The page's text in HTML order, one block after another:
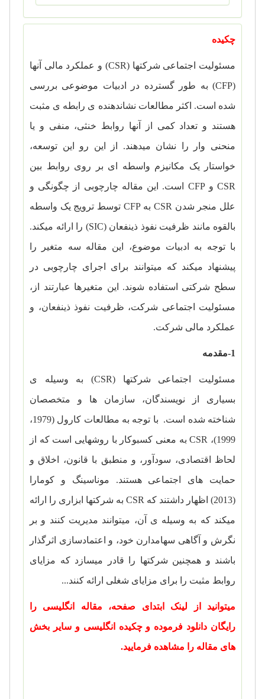
چکیده
مسئولیت اجتماعی شرکت­ها (CSR) و عملکرد مالی آنها
(
CFP) به طور گسترده در ادبیات موضوعی بررسی
شده است. اکثر مطالعات نشان­دهنده­ ی رابطه­ ی مثبت
هستند و تعداد کمی از آنها روابط خنثی، منفی و یا
منحنی وار را نشان می­دهند. از این رو این توسعه،
خواستار یک مکانیزم واسطه ­ای بر روی روابط بین
CSRوCFP است. این مقاله چارچوبی از چگونگی و
علل منجر شدن CSRبهCFP توسط ترویج یک واسطه
بالقوه مانند ظرفیت نفوذ ذینفعان (SIC) را ارائه می­کند.
با توجه به ادبیات موضوع، این مقاله سه متغیر را
پیشنهاد می­کند که می­توانند برای اجرای چارچوبی در
سطح شرکتی استفاده شوند. این متغیرها عبارتند از،
مسئولیت اجتماعی شرکت، ظرفیت نفوذ ذینفعان، و
عملکرد مالی شرکت.
1-مقدمه
مسئولیت اجتماعی شرکت­ها (CSR) به وسیله­ ی
بسیاری از نویسندگان، سازمان­ ها و متخصصان
شناخته شده است. با توجه به مطالعات کارول (1979،
1999)،
CSRبه معنی کسب­و­کار با روش­هایی است که از
لحاظ اقتصادی، سودآور، و منطبق با قانون، اخلاق و
حمایت­ های اجتماعی هستند. موناسینگ و کومارا
(2013) اظهار داشتند که
CSR به شرکت­ها ابزاری را ارائه
می­کند که به وسیله ­ی آن، می­توانند مدیریت کنند و بر
نگرش و آگاهی سهامدارن خود، و اعتماد­سازی اثرگذار
باشند و همچنین شرکت­ها را قادر می­سازد که مزایای
روابط مثبت را برای مزایای شغلی ارائه کنند...
میتوانید از لینک ابتدای صفحه، مقاله انگلیسی را
رایگان دانلود فرموده و چکیده انگلیسی و سایر بخش
های مقاله را مشاهده فرمایید.